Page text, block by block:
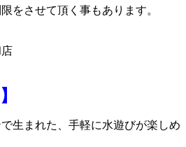
をさせて頂く事もあります。
生まれた、手軽に水遊びが楽しめ